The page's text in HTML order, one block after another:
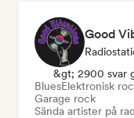
Good
&gt; 2900 svar
BluesElektronisk
Garage rock
Sända artister på